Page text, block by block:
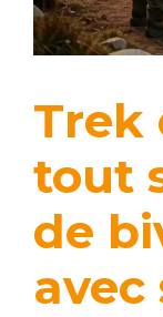
Trek
tout
de
avec